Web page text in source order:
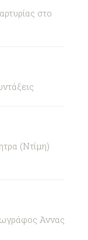
στο
(Ντίμη)
Άννας